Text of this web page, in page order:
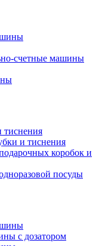
счетные машины
тиснения
и тиснения
коробок и
посуды
с дозатором